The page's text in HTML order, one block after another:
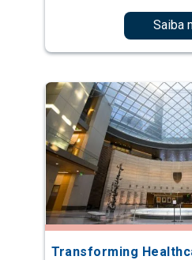
Saiba
Transforming